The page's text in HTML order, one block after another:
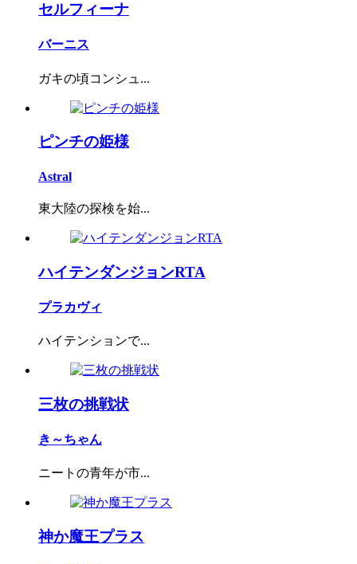
セルフィーナ
バーニス
ガキの頃コンシュ...
ピンチの姫様
Astral
東大陸の探検を始...
ハイテンダンジョンRTA
プラカヴィ
ハイテンションで...
三枚の挑戦状
き～ちゃん
ニートの青年が市...
神か魔王プラス